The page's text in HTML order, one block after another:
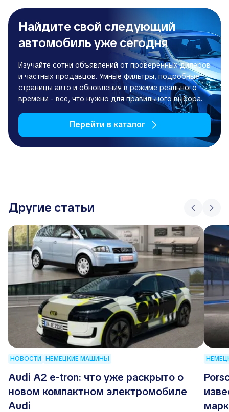
Найдите свой следующий
автомобиль уже сегодня
Изучайте сотни объявлений от проверенных дилеров
и частных продавцов. Умные фильтры, подробные
страницы авто и обновления в режиме реального
времени - все, что нужно для правильного выбора.
Перейти в каталог
Другие статьи
НОВОСТИ НЕМЕЦКИЕ МАШИНЫ
Audi A2 e-tron: что уже раскрыто о
новом компактном электромобиле
Audi